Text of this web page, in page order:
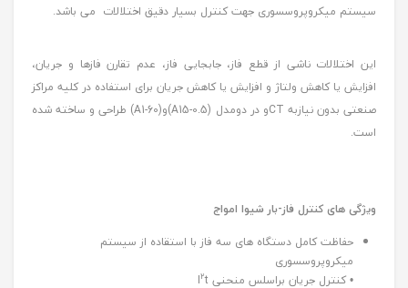
سیستم میکروپروسسوری جهت کنترل بسیار دقیق اختلالات می باشد.
این اختلالات ناشی از قطع فاز، جابجایی فاز، عدم تقارن فازها و جریان،
افزایش یا کاهش ولتاژ و افزایش یا کاهش جریان برای استفاده در کلیه مراکز
صنعتی بدون نیازبه CTو در دومدل (A15-0.5)و(A1-60) طراحی و ساخته شده
است.
ویژگی های کنترل فاز-بار شیوا امواج
حفاظت کامل دستگاه های سه فاز با استقاده از سیستم
میکروپروسسوری
• کنترل جریان براسلس منحنی I 2t